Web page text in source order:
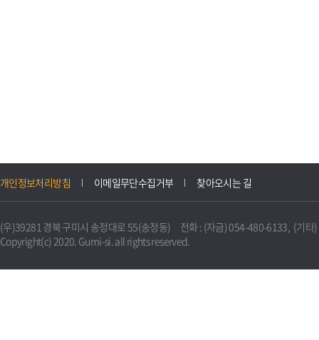
개인정보처리방침 이메일무단수집거부 찾아오시는 길
(우)39281 경북 구미시 송정대로 55(송정동) 전화 : (자금) 054-480-6133, (기타
Copyright(c) 2020. Gumi-si. all rights reserved.